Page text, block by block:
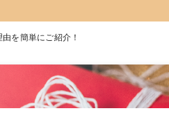
を簡単にご紹介！